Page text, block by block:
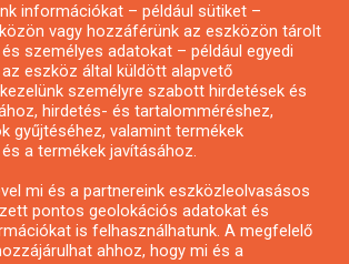
szervezeteknek
vagy hírlevél
információkat – például sütiket –
vagy hozzáférünk az eszközön tárolt
személyes adatokat – például egyedi
eszköz által küldött alapvető
személyre szabott hirdetések és
hirdetés- és tartalomméréshez,
gyűjtéséhez, valamint termékek
a termékek javításához.
mi és a partnereink eszközleolvasásos
pontos geolokációs adatokat és
is felhasználhatunk. A megfelelő
ahhoz, hogy mi és a